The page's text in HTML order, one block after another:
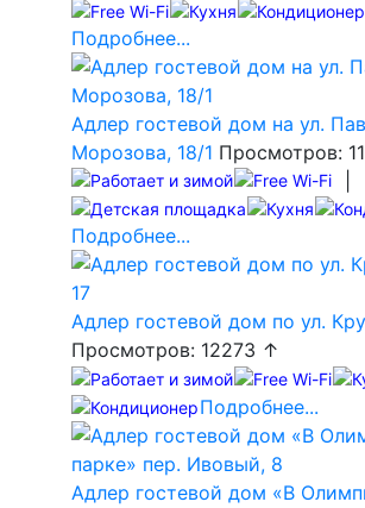
Подробнее...
Адлер гостевой дом на ул.
Морозова, 18/1 Просмотров:
Подробнее...
Адлер гостевой дом по ул.
Просмотров: 12273 ↑
Подробнее...
Адлер гостевой дом «В